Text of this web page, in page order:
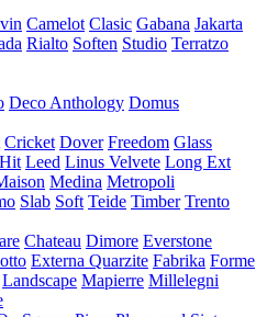
Camelot Clasic Gabana Jakarta
Rialto Soften Studio Terratzo
Deco Anthology Domus
Cricket Dover Freedom Glass
Hit Leed Linus Velvete Long Ext
Medina Metropoli
Slab Soft Teide Timber Trento
Chateau Dimore Everstone
Externa Quarzite Fabrika Forme
Landscape Mapierre Millelegni